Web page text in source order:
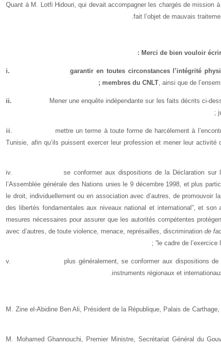
Quant à M. Lotfi Hidouri, qui devait accompagner les chargés de mission
fait l’objet de mauvais
Merci de bien vouloir
i. garantir en toutes circonstances l’intégrité
membres du CNLT , ainsi que de
;
ii.
Mener une enquête indépendante sur les faits décrits ci-
iii.
mettre un terme à toute forme de harcèlement à
Tunisie, afin qu’ils puissent exercer leur profession et mener leur
iv.
se conformer aux dispositions de la Déclaration sur
l’Assemblée générale des Nations unies le 9 décembre 1998, et plus
le droit, individuellement ou en association avec d’autres, de promouvoir
des libertés fondamentales aux niveaux national et international”, et
mesures nécessaires pour assurer que les autorités compétentes
avec d’autres, de toute violence, menace, représailles, discrimination de
le cadre de l’exercice
v.
plus généralement, se conformer aux dispositions
instruments régionaux et
M. Zine el-Abidine Ben Ali, Président de la République, Palais de
M. Mohamed Ghannouchi, Premier Ministre, Secrétariat Général du